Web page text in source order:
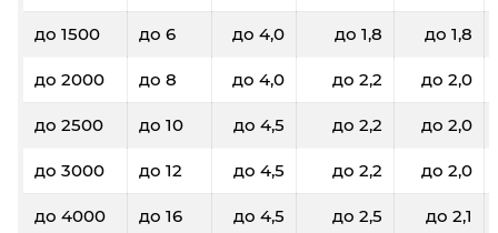
до 1500 до 6 до 4,0 до 1,8 до 1,8
до 2000 до 8 до 4,0 до 2,2 до 2,0
до 2500 до 10 до 4,5 до 2,2 до 2,0
до 3000 до 12 до 4,5 до 2,2 до 2,0
до 4000 до 16 до 4,5 до 2,5 до 2,1